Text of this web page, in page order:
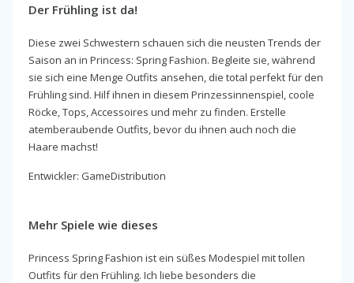
Der Frühling ist da!
Diese zwei Schwestern schauen sich die neusten Trends der
Saison an in Princess: Spring Fashion. Begleite sie, während
sie sich eine Menge Outfits ansehen, die total perfekt für den
Frühling sind. Hilf ihnen in diesem Prinzessinnenspiel, coole
Röcke, Tops, Accessoires und mehr zu finden. Erstelle
atemberaubende Outfits, bevor du ihnen auch noch die
Haare machst!
Entwickler: GameDistribution
Mehr Spiele wie dieses
Princess Spring Fashion ist ein süßes Modespiel mit tollen
Outfits für den Frühling. Ich liebe besonders die